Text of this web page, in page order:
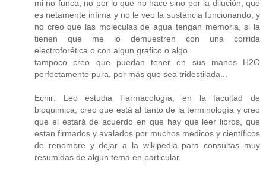
mi no funca, no por lo que no hace sino por la dilución, que
es netamente infima y no le veo la sustancia funcionando, y
no creo que las moleculas de agua tengan memoria, si la
tienen que me lo demuestren con una corrida
electroforética o con algun grafico o algo.
tampoco creo que puedan tener en sus manos H2O
perfectamente pura, por más que sea tridestilada...
Echir: Leo estudia Farmacología, en la facultad de
bioquimica, creo que está al tanto de la terminología y creo
que el estará de acuerdo en que hay que leer libros, que
estan firmados y avalados por muchos medicos y científicos
de renombre y dejar a la wikipedia para consultas muy
resumidas de algun tema en particular.